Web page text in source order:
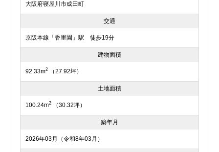
大阪府寝屋川市成田町
交通
京阪本線「香里園」駅 徒歩19分
建物面積
92.33m2 （27.92坪）
土地面積
100.24m2 （30.32坪）
築年月
2026年03月（令和8年03月）